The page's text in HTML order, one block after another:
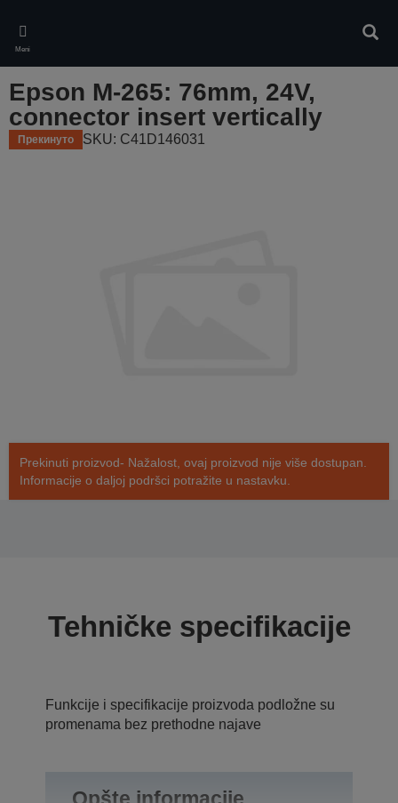
main
content
Meni
Epson M-265: 76mm, 24V,
connector insert vertically
Прекинуто SKU: C41D146031
Prekinuti proizvod- Nažalost, ovaj proizvod nije više dostupan.
Informacije o daljoj podršci potražite u nastavku.
Tehničke specifikacije
Funkcije i specifikacije proizvoda podložne su
promenama bez prethodne najave